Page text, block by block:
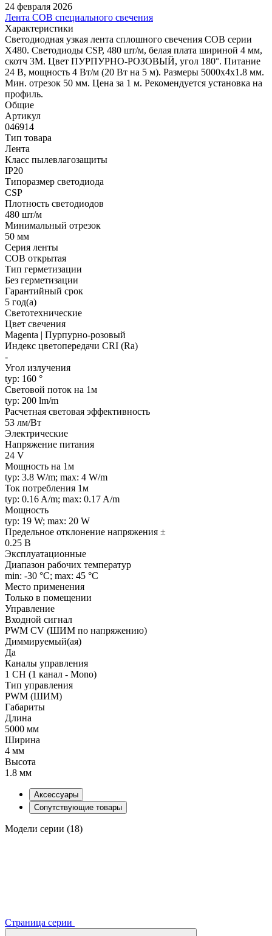
24 февраля 2026
Лента COB специального свечения
Характеристики
Светодиодная узкая лента сплошного свечения COB серии
X480. Светодиоды CSP, 480 шт/м, белая плата шириной 4 мм,
скотч 3M. Цвет ПУРПУРНО-РОЗОВЫЙ, угол 180°. Питание
24 В, мощность 4 Вт/м (20 Вт на 5 м). Размеры 5000х4х1.8 мм.
Мин. отрезок 50 мм. Цена за 1 м. Рекомендуется установка на
профиль.
Общие
Артикул
046914
Тип товара
Лента
Класс пылевлагозащиты
IP20
Типоразмер светодиода
CSP
Плотность светодиодов
480 шт/м
Минимальный отрезок
50 мм
Серия ленты
COB открытая
Тип герметизации
Без герметизации
Гарантийный срок
5 год(а)
Светотехнические
Цвет свечения
Magenta | Пурпурно-розовый
Индекс цветопередачи CRI (Ra)
-
Угол излучения
typ: 160 °
Световой поток на 1м
typ: 200 lm/m
Расчетная световая эффективность
53 лм/Вт
Электрические
Напряжение питания
24 V
Мощность на 1м
typ: 3.8 W/m; max: 4 W/m
Ток потребления 1м
typ: 0.16 A/m; max: 0.17 A/m
Мощность
typ: 19 W; max: 20 W
Предельное отклонение напряжения ±
0.25 В
Эксплуатационные
Диапазон рабочих температур
min: -30 °C; max: 45 °C
Место применения
Только в помещении
Управление
Входной сигнал
PWM СV (ШИМ по напряжению)
Диммируемый(ая)
Да
Каналы управления
1 CH (1 канал - Mono)
Тип управления
PWM (ШИМ)
Габариты
Длина
5000 мм
Ширина
4 мм
Высота
1.8 мм
Аксессуары
Сопутствующие товары
Модели серии (18)
Страница серии